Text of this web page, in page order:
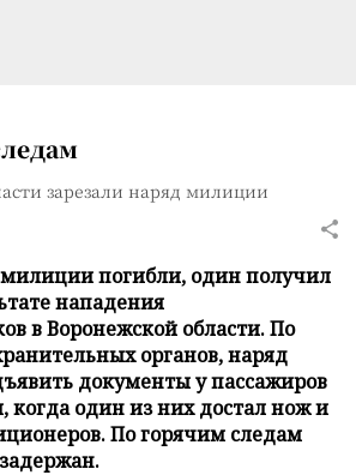
зарезали наряд милиции
погибли, один получил
нападения
в Воронежской области. По
органов, наряд
документы у пассажиров
когда один из них достал нож и
По горячим следам